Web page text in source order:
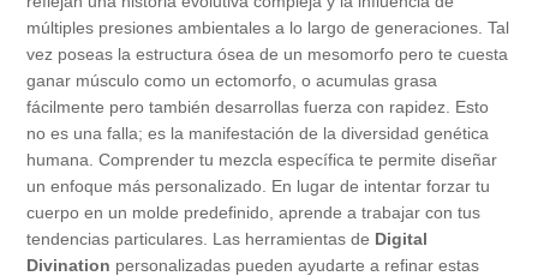
múltiples presiones ambientales a lo largo de generaciones. Tal
vez poseas la estructura ósea de un mesomorfo pero te cuesta
ganar músculo como un ectomorfo, o acumulas grasa
fácilmente pero también desarrollas fuerza con rapidez. Esto
no es una falla; es la manifestación de la diversidad genética
humana. Comprender tu mezcla específica te permite diseñar
un enfoque más personalizado. En lugar de intentar forzar tu
cuerpo en un molde predefinido, aprende a trabajar con tus
tendencias particulares. Las herramientas de Digital
Divination personalizadas pueden ayudarte a refinar estas